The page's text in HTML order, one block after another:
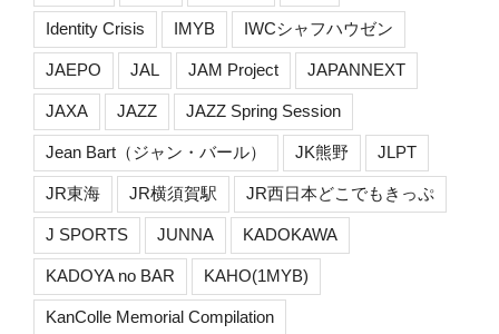
Identity Crisis IMYB IWCシャフハウゼン
JAEPO JAL JAM Project JAPANNEXT
JAXA JAZZ JAZZ Spring Session
Jean Bart（ジャン・バール） JK熊野 JLPT
JR東海 JR横須賀駅 JR西日本どこでもきっぷ
J SPORTS JUNNA KADOKAWA
KADOYA no BAR KAHO(1MYB)
KanColle Memorial Compilation